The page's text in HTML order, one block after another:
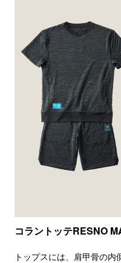
コラントッテRESNO
トップスには、肩甲骨の